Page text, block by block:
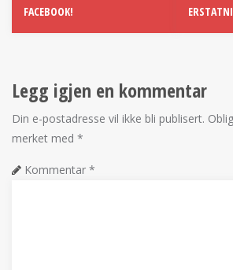
FACEBOOK!
Legg igjen en kommentar
Din e-postadresse vil ikke bli publisert.
merket med *
Kommentar *